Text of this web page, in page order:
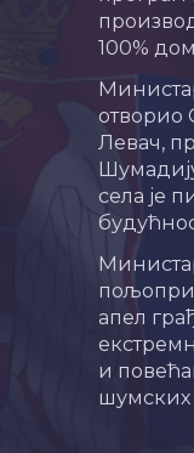
100%
отворио
Левач,
села је
апел
и